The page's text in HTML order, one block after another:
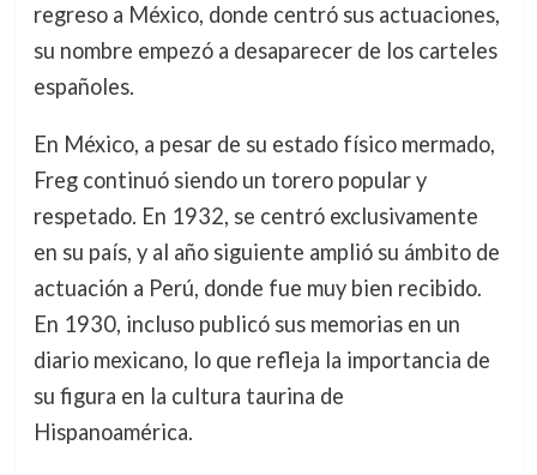
regreso a México, donde centró sus actuaciones,
su nombre empezó a desaparecer de los carteles
españoles.
En México, a pesar de su estado físico mermado,
Freg continuó siendo un torero popular y
respetado. En 1932, se centró exclusivamente
en su país, y al año siguiente amplió su ámbito de
actuación a Perú, donde fue muy bien recibido.
En 1930, incluso publicó sus memorias en un
diario mexicano, lo que refleja la importancia de
su figura en la cultura taurina de
Hispanoamérica.